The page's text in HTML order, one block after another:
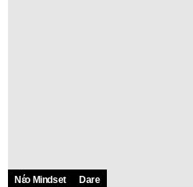
Νέο Mindset Dare